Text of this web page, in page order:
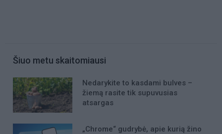
Šiuo metu skaitomiausi
Nedarykite to kasdami bulves –
žiemą rasite tik supuvusias
atsargas
„Chrome“ gudrybė, apie kurią žino